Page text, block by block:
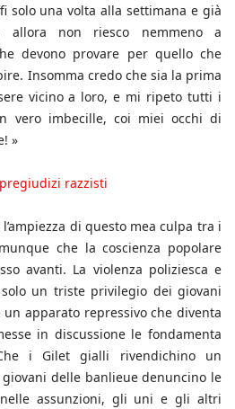
solo una volta alla settimana e già
non riesco nemmeno a
devono provare per quello che
Insomma credo che sia la prima
vicino a loro, e mi ripeto tutti i
vero imbecille, coi miei occhi di
»
razzisti
di questo mea culpa tra i
che la coscienza popolare
avanti. La violenza poliziesca e
un triste privilegio dei giovani
apparato repressivo che diventa
in discussione le fondamenta
i Gilet gialli rivendichino un
delle banlieue denuncino le
assunzioni, gli uni e gli altri